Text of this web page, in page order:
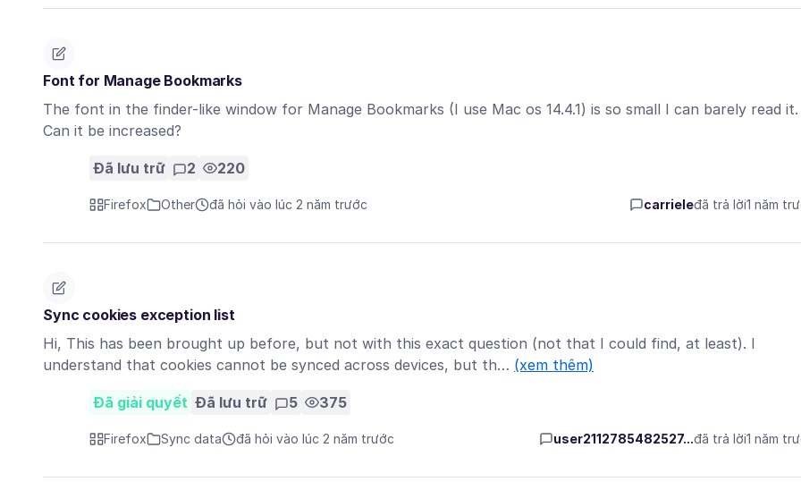
Font for Manage Bookmarks
The font in the finder-like window for Manage Bookmarks (I use Mac os 14.4.1) is so small I can barely read it.
Can it be increased?
Đã lưu trữ 2 220
Firefox Other đã hỏi vào lúc 2 năm trước carrieleđã trả lời1 năm
Sync cookies exception list
Hi, This has been brought up before, but not with this exact question (not that I could find, at least). I
understand that cookies cannot be synced across devices, but th… (xem thêm)
Đã giải quyết Đã lưu trữ 5 375
Firefox Sync data đã hỏi vào lúc 2 năm trước user2112785482527...đã trả lời1 năm